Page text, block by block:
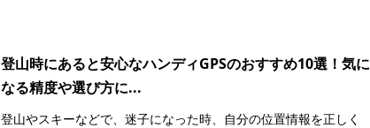
登山時にあると安心なハンディGPSのおすすめ10選！気に
なる精度や選び方に...
登山やスキーなどで、迷子になった時、自分の位置情報を正しく